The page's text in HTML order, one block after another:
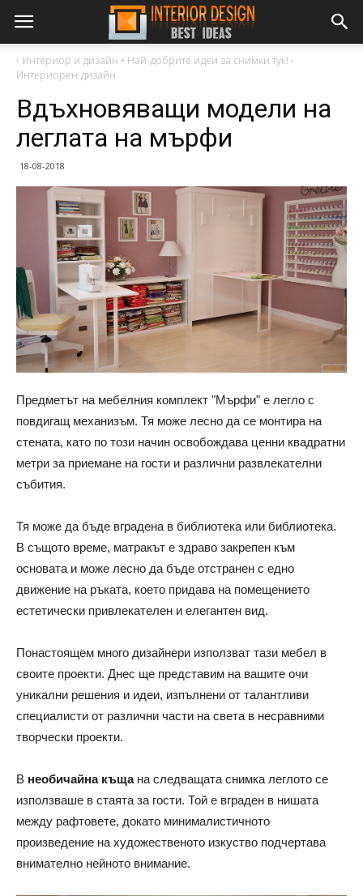
› Интериор и дизайн • Най-добрите идеи за снимки тук! ›
Интериорен дизайн
Вдъхновяващи модели на
леглата на мърфи
18-08-2018
Предметът на мебелния комплект "Мърфи" е легло с
повдигащ механизъм. Тя може лесно да се монтира на
стената, като по този начин освобождава ценни квадратни
метри за приемане на гости и различни развлекателни
събития.
Тя може да бъде вградена в библиотека или библиотека.
В същото време, матракът е здраво закрепен към
основата и може лесно да бъде отстранен с едно
движение на ръката, което придава на помещението
естетически привлекателен и елегантен вид.
Понастоящем много дизайнери използват тази мебел в
своите проекти. Днес ще представим на вашите очи
уникални решения и идеи, изпълнени от талантливи
специалисти от различни части на света в несравними
творчески проекти.
В необичайна къщана следващата снимка леглото се
използваше в стаята за гости. Той е вграден в нишата
между рафтовете, докато минималистичното
произведение на художественото изкуство подчертава
внимателно нейното внимание.